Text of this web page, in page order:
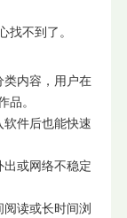
不到了。
内容，用户在
。
件后也能快速
或网络不稳定
读或长时间浏